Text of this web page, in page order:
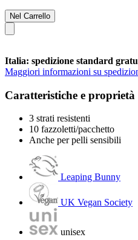
Nel Carrello
Italia: spedizione standard
Maggiori informazioni su
Caratteristiche e proprietà
3 strati resistenti
10 fazzoletti/pacchetto
Anche per pelli sensibili
Leaping Bunny
UK Vegan Society
unisex